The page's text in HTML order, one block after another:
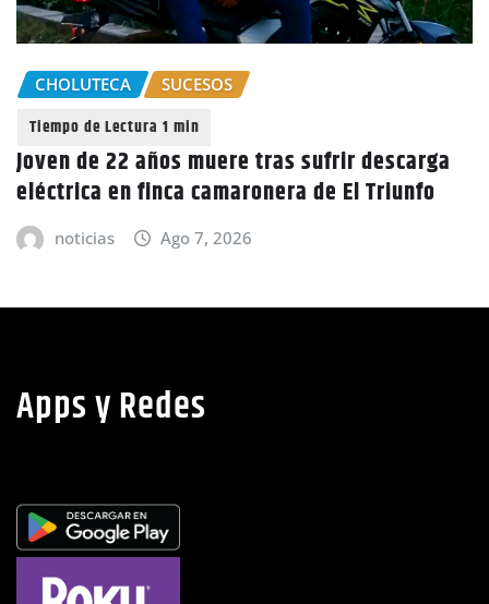
CHOLUTECA SUCESOS
Joven de 22 años muere tras sufrir descarga
eléctrica en finca camaronera de El Triunfo
noticias Ago 7, 2026
Apps y Redes